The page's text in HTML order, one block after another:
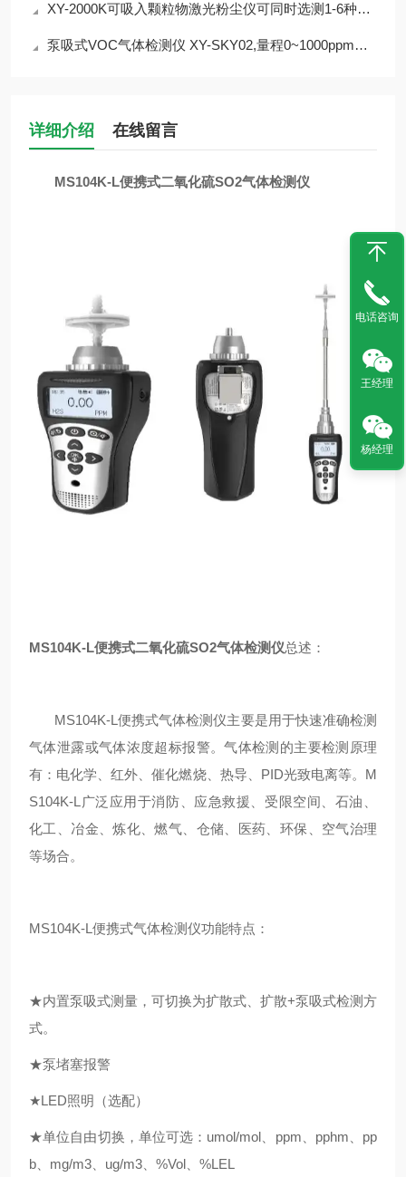
XY-2000K可吸入颗粒物激光粉尘仪可同时选测1-6种气体
泵吸式VOC气体检测仪 XY-SKY02,量程0~1000ppm可选
详细介绍 在线留言
MS104K-L便携式二氧化硫SO2气体检测仪
MS104K-L便携式二氧化硫SO2气体检测仪总述：
MS104K-L便携式气体检测仪主要是用于快速准确检测
气体泄露或气体浓度超标报警。气体检测的主要检测原理
有：电化学、红外、催化燃烧、 热导、 PID光致电离等。 M
S104K-L 广泛应用于消防、应急救援、受限空间、 石油、
化工、冶金、炼化、燃气、 仓储、 医药、环保、空气治理
等场合。
MS104K-L便携式气体检测仪功能特点：
★内置泵吸式测量 ， 可切换为扩散式、扩散+泵吸式检测方
式。
★泵堵塞报警
★LED照明（选配）
★单位自由切换，单位可选： umol/mol、 ppm、 pphm、 pp
b
mg/m3、ug/m3、%Vol %LEL
电话咨询
王经理
杨经理